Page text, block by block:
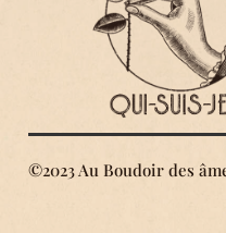
©2023 Au Boudoir des